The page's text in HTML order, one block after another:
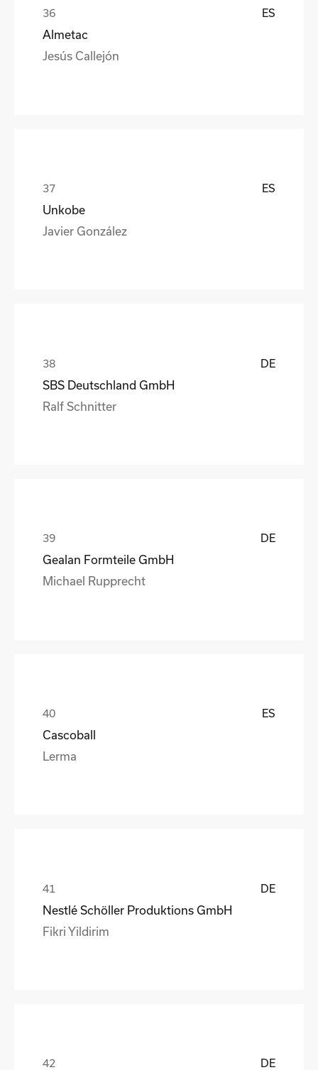
ES
Almetac
Jesús Callejón
ES
Unkobe
Javier González
DE
SBS Deutschland GmbH
Ralf Schnitter
DE
Gealan Formteile GmbH
Michael Rupprecht
ES
Cascoball
Lerma
DE
Nestlé Schöller Produktions GmbH
Fikri Yildirim
DE